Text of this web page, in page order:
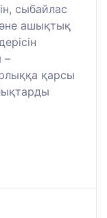
сыбайлас
ашықтық
–
қарсы